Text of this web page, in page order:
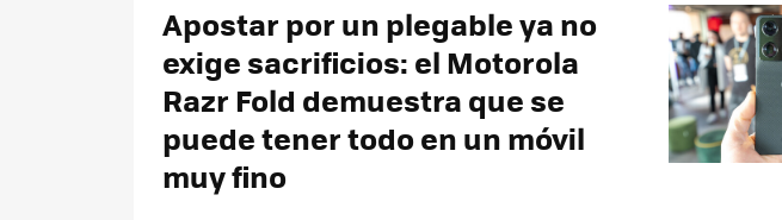
Apostar por un plegable ya no
exige sacrificios: el Motorola
Razr Fold demuestra que se
puede tener todo en un móvil
muy fino